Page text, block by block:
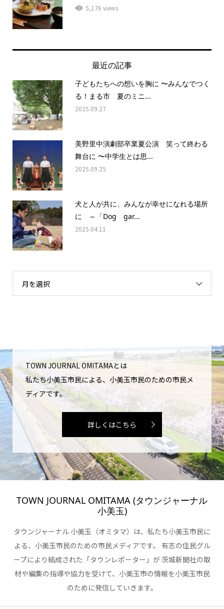
5,176 views
最近の記事
子どもたちへの想いを胸に 〜みんなでつく
る！まる市 夏のミニ...
2025.09.27
美野里中演劇部卒業夏公演 笑って終わる
舞台に 〜中学生とは思...
2025.09.25
犬と人が共に、みんなが幸せになれる場所
に ～「Dog gar...
2025.04.11
月を選択
TOWN JOURNAL OMITAMAとは
私たち小美玉市民による、小美玉市民のための市民メ
ディアです。
詳しくはこちら
TOWN JOURNAL OMITAMA (タウンジャーナル
小美玉)
タウンジャーナル 小美玉（オミタマ）は、私たち小美玉市民に
よる、小美玉市民のための市民メディアです。 有志の住民グル
ープにより結成された「タウンレポーター」が 茨城新聞社の取
材や編集の指導や協力を受けて、小美玉市の情報を小美玉市民
のために発信していきます。